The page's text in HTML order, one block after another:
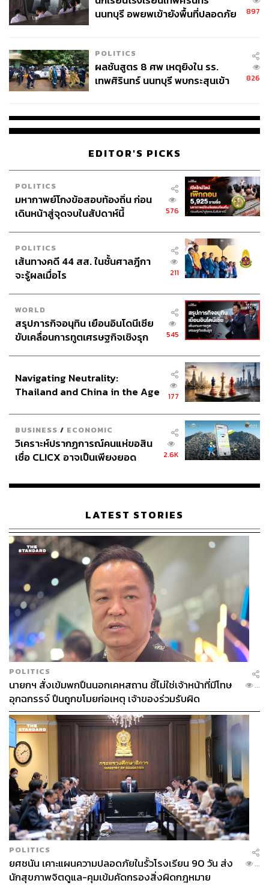
นนทบุรี อพยพเข้ายังพื้นที่ปลอดภัย
897
POLITICS
ผลชันสูตร 8 ศพ เหตุยิงใน รร.
เทพศิรินทร์ นนทบุรี พบกระสุนเข้า
826
EDITOR'S PICKS
POLITICS
มหากาพย์โกงข้อสอบท้องถิ่น ก่อน
เดินหน้าสู่จุดจบในสัปดาห์นี้
576
POLITICS
เส้นทางคดี 44 สส. ในชั้นศาลฎีกา
จะรู้ผลเมื่อไร
211
WORLD
สรุปภารกิจอนุทิน เยือนอินโดนีเซีย
ขับเคลื่อนการทูตเศรษฐกิจเชิงรุก
545
Navigating Neutrality:
Thailand and China in the Age
177
BUSINESS / ECONOMIC
วิเคราะห์ปรากฏการณ์คนแห่ขอสิน
เชื่อ CLICX อาจเป็นเพียงยอด
เรือนไทยที่ถูกซุกไว้
2.6K
LATEST STORIES
POLITICS
นายกฯ สั่งเข้มพกปืนนอกเคหสถาน ชี้ไม่ใช่เจ้าหน้าที่มีโทษ
อุกฉกรรจ์ ปืนถูกขโมยก่อเหตุ เจ้าของร่วมรับผิด
...
POLITICS
ยศชนัน เคาะแผนความปลอดภัยในรั้วโรงเรียน 90 วัน ส่ง
นักสุขภาพจิตดูแล-คุมเข้มคัดกรองสิ่งผิดกฎหมาย
...